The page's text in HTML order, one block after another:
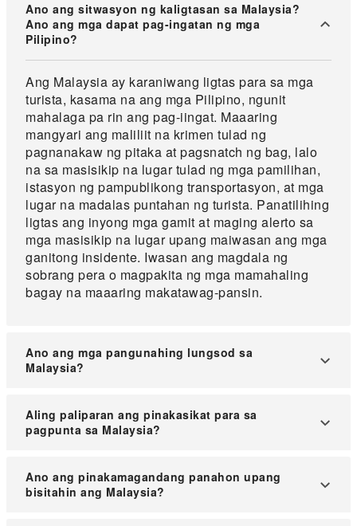
Ano ang sitwasyon ng kaligtasan sa Malaysia?
Ano ang mga dapat pag-ingatan ng mga
Pilipino?
Ang Malaysia ay karaniwang ligtas para sa mga
turista, kasama na ang mga Pilipino, ngunit
mahalaga pa rin ang pag-iingat. Maaaring
mangyari ang maliliit na krimen tulad ng
pagnanakaw ng pitaka at pagsnatch ng bag, lalo
na sa masisikip na lugar tulad ng mga pamilihan,
istasyon ng pampublikong transportasyon, at mga
lugar na madalas puntahan ng turista. Panatilihing
ligtas ang inyong mga gamit at maging alerto sa
mga masisikip na lugar upang maiwasan ang mga
ganitong insidente. Iwasan ang magdala ng
sobrang pera o magpakita ng mga mamahaling
bagay na maaaring makatawag-pansin.
Ano ang mga pangunahing lungsod sa
Malaysia?
Ang pinakamalaking lungsod sa Malaysia ay ang
Kuala Lumpur, na napapalibutan ng mga satellite
Aling paliparan ang pinakasikat para sa
pagpunta sa Malaysia?
Ang pinakasikat na paliparan ay ang Kuala
Lumpur International Airport, na malapit sa
Ano ang pinakamagandang panahon upang
bisitahin ang Malaysia?